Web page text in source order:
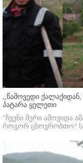
,,წამოვედი
პატარა ყელეთი
"ჩვენი მერი ამოვიდა
როგორ ცხოვრობთო?